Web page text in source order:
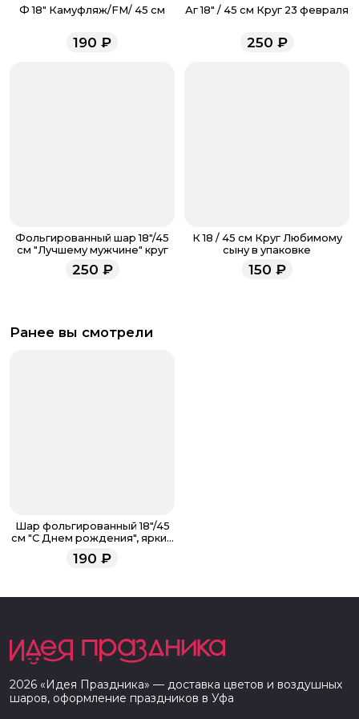
звоните по номеру телефона 8 (927) 936-71-86
напишите WhatsApp
+7 937 333-66-53
. Наши
менеджеры работают ежедневно с 9.00 до 23.00 и
всегда рады проконсультировать вас.
Ф 18" Камуфляж/FM/ 45 см
190 ₽
Аг 18" / 45 см Круг 23 февраля
250 ₽
Фольгированный шар 18"/45
см "Лучшему мужчине" круг
250 ₽
К 18 / 45 см Круг Любимому
сыну в упаковке
150 ₽
Ранее вы смотрели
Шар фольгированный 18"/45
см "С Днем рождения", яркие
стикеры, круг
190 ₽
2026 «Идея Праздника» — доставка цветов и воздушных
шаров, оформление праздников в Уфа